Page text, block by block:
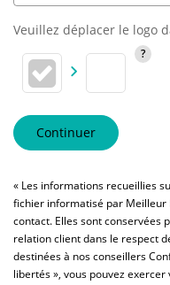
Veuillez déplacer le logo
Continuer
« Les informations recueillies
fichier informatisé par Meilleur
contact. Elles sont conservées
relation client dans le respect
destinées à nos conseillers
libertés », vous pouvez